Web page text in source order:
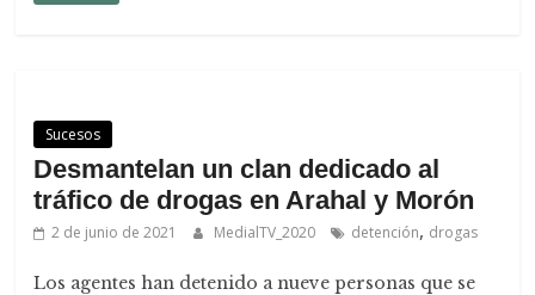
Sucesos
Desmantelan un clan dedicado al
tráfico de drogas en Arahal y Morón
2 de junio de 2021 MedialTV_2020 detención, drogas
Los agentes han detenido a nueve personas que se